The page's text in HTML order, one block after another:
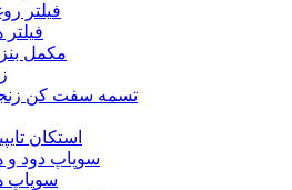
فیلتر
فیلتر
مکمل
تسمه سفت کن
استکان
سوپاپ دود و
سوپاپ